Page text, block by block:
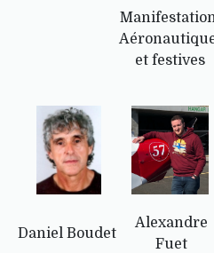
et festives
Daniel Boudet
Alexandre
Fuet